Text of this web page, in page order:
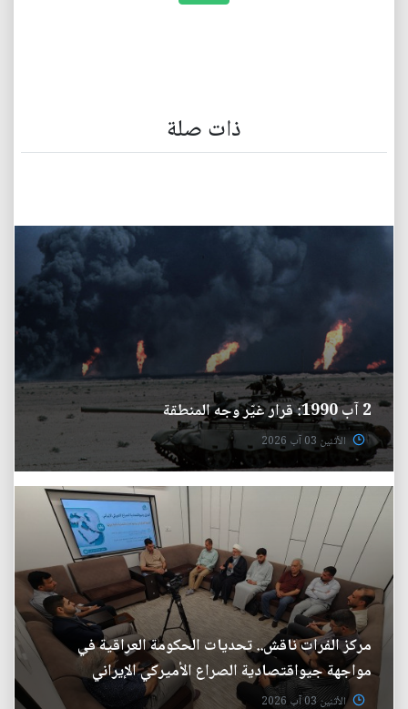
ذات صلة
2 آب 1990: قرار غيّر وجه المنطقة
الأثنين 03 آب 2026
مركز الفرات ناقش.. تحديات الحكومة العراقية في
مواجهة جيواقتصادية الصراع الأميركي الإيراني
الأثنين 03 آب 2026